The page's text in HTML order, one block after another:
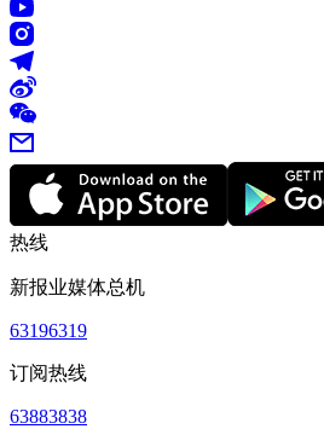
热线
新报业媒体总机
63196319
订阅热线
63883838